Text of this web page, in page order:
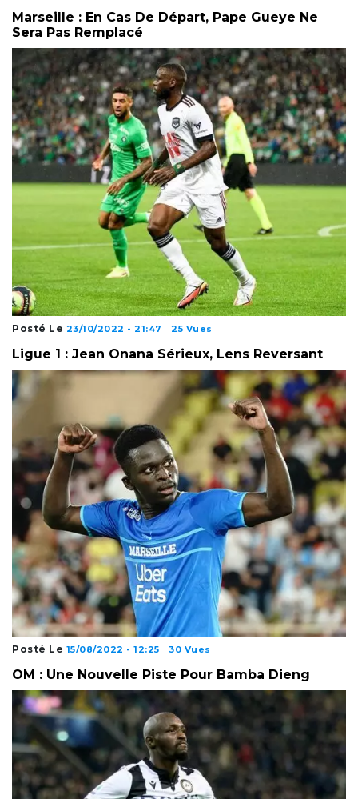
Marseille : En Cas De Départ, Pape Gueye Ne
Sera Pas Remplacé
Posté Le 23/10/2022 - 21:47 25 Vues
Ligue 1 : Jean Onana Sérieux, Lens Reversant
Posté Le 15/08/2022 - 12:25 30 Vues
OM : Une Nouvelle Piste Pour Bamba Dieng